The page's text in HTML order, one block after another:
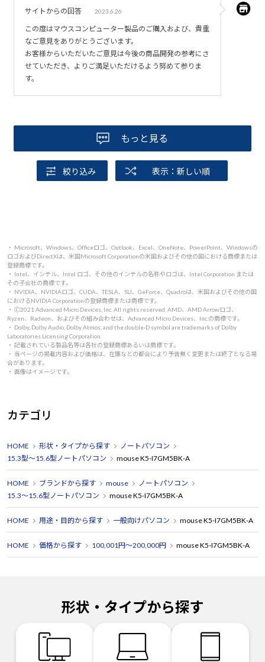
いと思います。
サイトからの回答 2023.6.26
この度はマウスコンピューター製品のご購入および、貴重
なご意見をありがとうございます。
お客様からいただいたご意見は今後の商品開発の参考にさ
せていただき、よりご満足いただけるよう努めて参りま
す。
もっと見る
絞り込み 表示：新しい順
・ Microsoft、Windows、Officeロゴ、Outlook、Excel、OneNote、PowerPoint、Windowsの
ロゴおよびDirectXは、米国Microsoft Corporationの米国およびその他の国における商標または
登録商標です。
・ Intel、インテル、Intel ロゴ、その他のインテルの名称やロゴは、Intel Corporation または
その子会社の商標です。
・ NVIDIA、NVIDIAロゴ、CUDA、TESLA、SLI、GeForce、Quadroは、米国およびその他の国
におけるNVIDIA Corporationの登録商標または商標です。
・ 🄫2021 Advanced Micro Devices, Inc. All rights reserved. AMD、AMD Arrowロゴ、
Ryzen、Radeon、およびその組み合わせは、Advanced Micro Devices、Inc.の商標です。
・ Dolby, Dolby Audio, Dolby Atmos, and the double-D symbol are trademarks of Dolby
Laboratories Licensing Corporation.
・ 記載されている製品名等は各社の登録商標あるいは商標です。
・ 当ページの掲載内容および価格は、在庫などの都合により予告無く変更または終了となる場
合があります。
・ 画像はイメージです。
カテゴリ
HOME 形状・タイプから探す
ノートパソコン
15.3型～15.6型ノートパソコン
mouse K5-I7GM5BK-A
HOME ブランドから探す mouse
ノートパソコン
15.3～15.6型ノートパソコン
mouse K5-I7GM5BK-A
HOME 用途・目的から探す 一般向けパソコン mouse K5-I7GM5BK-A
HOME 価格から探す 100,001円～200,000円 mouse K5-I7GM5BK-A
形状・タイプから探す